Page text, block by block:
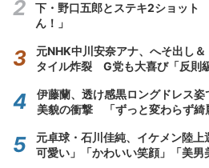
下・野口五郎とステキ2ショッ
ん！」
元NHK中川安奈アナ、へそ出し
タイル炸裂 G党も大喜び「反則
伊藤蘭、透け感黒ロングドレス
美貌の衝撃 「ずっと変わらず綺
元卓球・石川佳純、イケメン陸
可愛い」「かわいい笑顔」「美男